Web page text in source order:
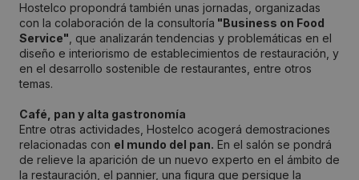
Hostelco propondrá también unas jornadas, organizadas
con la colaboración de la consultoría "Business on Food
Service" , que analizarán tendencias y problemáticas en el
diseño e interiorismo de establecimientos de restauración, y
en el desarrollo sostenible de restaurantes, entre otros
temas.
Café, pan y alta gastronomía
Entre otras actividades, Hostelco acogerá demostraciones
relacionadas con el mundo del pan. En el salón se pondrá
de relieve la aparición de un nuevo experto en el ámbito de
la restauración, el pannier, una figura que persigue la